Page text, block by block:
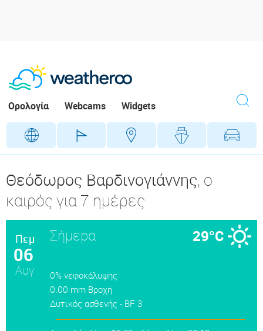
Ορολογία Webcams Widgets
ΓεωγραφικάΓήπεδα
Θεόδωρος Βαρδινογιάννης, ο
καιρός για 7 ημέρες
Πεμ
06
Αυγ
Σήμερα 29°C
0% νεφοκάλυψης
0.00 mm Βροχή
Δυτικός ασθενής - BF 3